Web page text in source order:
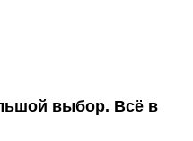
выбор. Всё в